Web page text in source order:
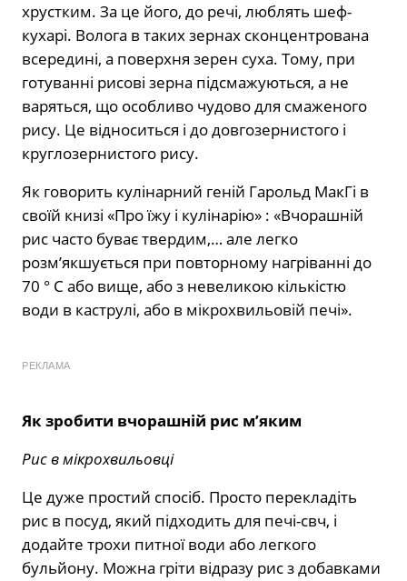
хрустким. За це його, до речі, люблять шеф-
кухарі. Волога в таких зернах сконцентрована
всередині, а поверхня зерен суха. Тому, при
готуванні рисові зерна підсмажуються, а не
варяться, що особливо чудово для смаженого
рису. Це відноситься і до довгозернистого і
круглозернистого рису.
Як говорить кулінарний геній Гарольд МакГі в
своїй книзі «Про їжу і кулінарію» : «Вчорашній
рис часто буває твердим,… але легко
розм’якшується при повторному нагріванні до
70 ° С або вище, або з невеликою кількістю
води в каструлі, або в мікрохвильовій печі».
РЕКЛАМА
Як зробити вчорашній рис м’яким
Рис в мікрохвильовці
Це дуже простий спосіб. Просто перекладіть
рис в посуд, який підходить для печі-свч, і
додайте трохи питної води або легкого
бульйону. Можна гріти відразу рис з добавками